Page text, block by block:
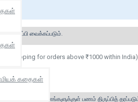
கதைகள்
அனுப்பி வைக்கப்படும்.
shipping for orders above ₹1000 within India)
என்றால் 10 தினங்களுக்குள் பணம் திருப்பித்